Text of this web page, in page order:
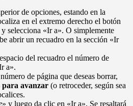
de opciones, estando en la
en el extremo derecho el botón
selecciona «Ir a». O simplemente
abrir un recuadro en la sección «Ir
del recuadro el número de
a».
de página que deseas borrar,
para avanzar (o retroceder, según sea
» y luego da clic en «Ir a». Se resaltará